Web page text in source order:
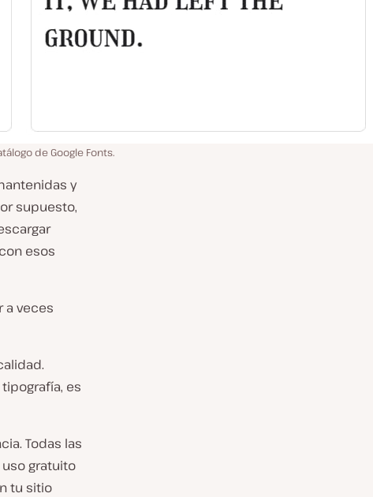
de Google Fonts.
y
supuesto,
esos
a veces
es
Todas las
gratuito
tu sitio